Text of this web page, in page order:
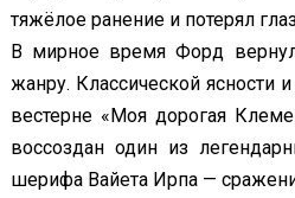
тяжёлое ранение и потерял
В мирное время Форд
жанру. Классической ясности
вестерне «Моя дорогая
воссоздан один из
шерифа Вайета Ирпа —